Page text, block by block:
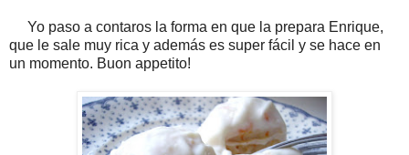
Yo paso a contaros la forma en que la prepara Enrique,
que le sale muy rica y además es super fácil y se hace en
un momento. Buon appetito!